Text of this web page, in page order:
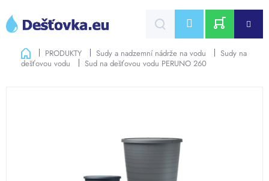
obsah
CZK
NÁKUPNÍ
DomůPRODUKTY Sudy a nadzemní nádrže na vodu
Sudy na
dešťovou vodu
Sud na dešťovou vodu PERUNO 260